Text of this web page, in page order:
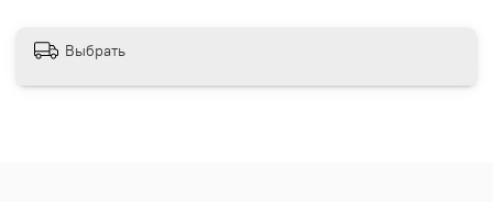
Выбрать